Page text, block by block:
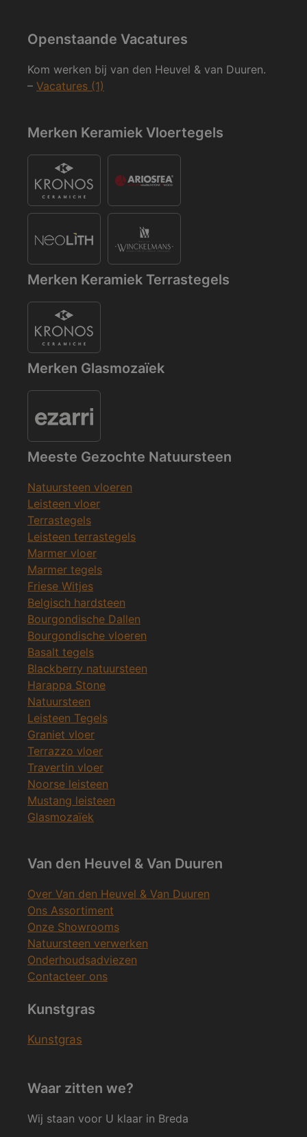
Openstaande Vacatures
Kom werken bij van den Heuvel & van Duuren.
– Vacatures (1)
Merken Keramiek Vloertegels
Merken Keramiek Terrastegels
Merken Glasmozaïek
Meeste Gezochte Natuursteen
Natuursteen vloeren
Leisteen vloer
Terrastegels
Leisteen terrastegels
Marmer vloer
Marmer tegels
Friese Witjes
Belgisch hardsteen
Bourgondische Dallen
Bourgondische vloeren
Basalt tegels
Blackberry natuursteen
Harappa Stone
Natuursteen
Leisteen Tegels
Graniet vloer
Terrazzo vloer
Travertin vloer
Noorse leisteen
Mustang leisteen
Glasmozaïek
Van den Heuvel & Van Duuren
Over Van den Heuvel & Van Duuren
Ons Assortiment
Onze Showrooms
Natuursteen verwerken
Onderhoudsadviezen
Contacteer ons
Kunstgras
Kunstgras
Waar zitten we?
Wij staan voor U klaar in Breda